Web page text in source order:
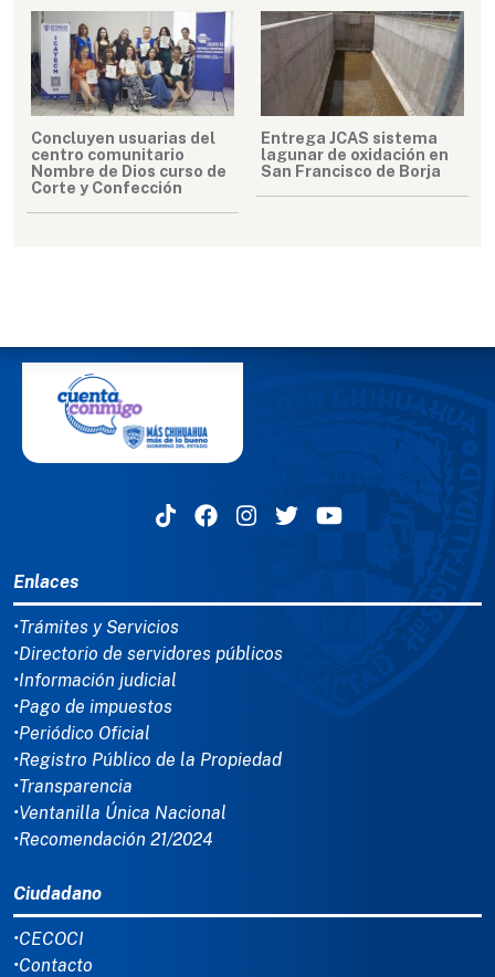
Concluyen usuarias del
centro comunitario
Nombre de Dios curso de
Corte y Confección
Entrega JCAS sistema
lagunar de oxidación en
San Francisco de Borja
Enlaces
•Trámites y Servicios
•Directorio de servidores públicos
•Información judicial
•Pago de impuestos
•Periódico Oficial
•Registro Público de la Propiedad
•Transparencia
•Ventanilla Única Nacional
•Recomendación 21/2024
Ciudadano
•CECOCI
•Contacto